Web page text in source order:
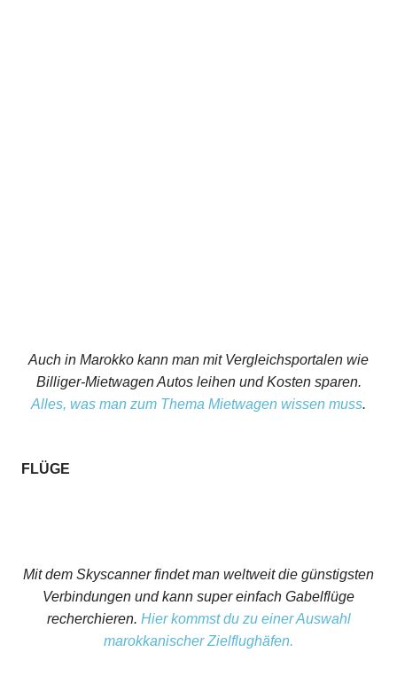
Auch in Marokko kann man mit Vergleichsportalen wie
Billiger-Mietwagen Autos leihen und Kosten sparen.
Alles, was man zum Thema Mietwagen wissen muss.
FLÜGE
Mit dem Skyscanner findet man weltweit die günstigsten
Verbindungen und kann super einfach Gabelflüge
recherchieren. Hier kommst du zu einer Auswahl
marokkanischer Zielflughäfen.